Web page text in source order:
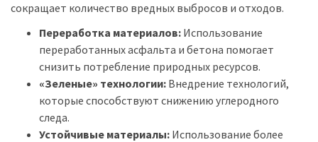
сокращает количество вредных выбросов и отходов.
Переработка материалов: Использование
переработанных асфальта и бетона помогает
снизить потребление природных ресурсов.
«Зеленые» технологии: Внедрение технологий,
которые способствуют снижению углеродного
следа.
Устойчивые материалы: Использование более